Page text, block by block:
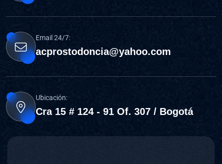
Email 24/7:
acprostodoncia@yahoo.com
Ubicación:
Cra 15 # 124 - 91 Of. 307 / Bogotá